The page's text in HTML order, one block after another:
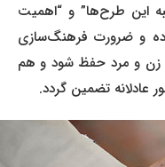
این طرح‌ها” و “اهمیت
و ضرورت فرهنگ‌سازی
و مرد حفظ شود و هم
تضمین گردد.